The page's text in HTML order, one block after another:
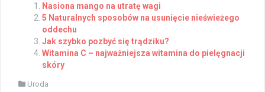
Nasiona mango na utratę wagi
5 Naturalnych sposobów na usunięcie nieświeżego
oddechu
Jak szybko pozbyć się trądziku?
Witamina C – najważniejsza witamina do pielęgnacji
skóry
Uroda